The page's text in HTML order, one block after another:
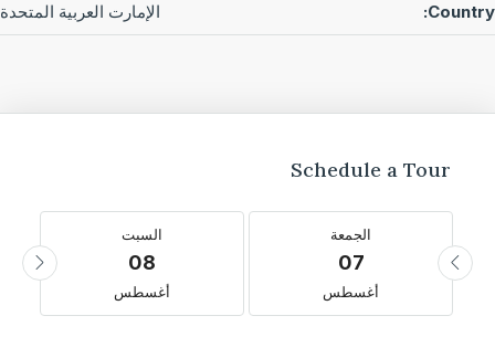
الإمارت العربية المتحدة
Schedule a Tour
الجمعة
07
أغسطس
السبت
08
أغسطس